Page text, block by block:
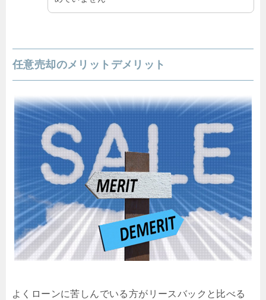
任意売却のメリットデメリット
よくローンに苦しんでいる方がリースバックと比べる